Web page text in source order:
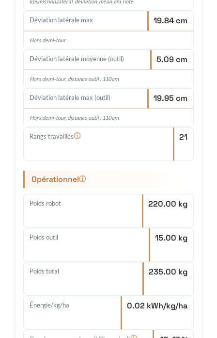
Déviation latérale max 19.84 cm
Hors demi-tour
Déviation latérale moyenne (outil) 5.09 cm
Hors demi-tour, distance outil : 110 cm
Déviation latérale max (outil) 19.95 cm
Hors demi-tour, distance outil : 110 cm
Rangs travaillésⓘ 21
Opérationnelⓘ
Poids robot 220.00 kg
Poids outil 15.00 kg
Poids total 235.00 kg
Énergie/kg/ha 0.02 kWh/kg/ha